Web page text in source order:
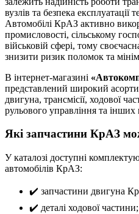
вузлів та безпека експлуатації
Автомобілі КрАЗ активно
промисловості, сільському
військовій сфері, тому
знизити ризик поломок та
В інтернет-магазині
представлений широкий
двигуна, трансмісії, ходової
рульового управління та інших
Які запчастини КрАЗ
У каталозі доступні
автомобілів КрАЗ:
✔️ запчастини двигуна
✔️ деталі ходової частини;